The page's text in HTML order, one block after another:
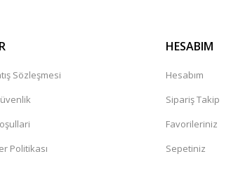
güvenilir bir mağaza
Yorumlara bakildiginda hep bi
Sözleşmesi
Politikası
HESABIM
Hesabım
Sipariş Takip
Favorileriniz
Sepetiniz